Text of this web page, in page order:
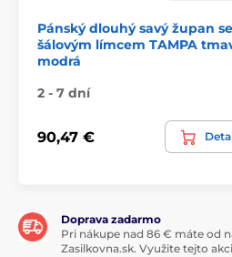
Pánský dlouhý savý župan se
šálovým límcem TAMPA
modrá
2 - 7 dní
90,47 €
Doprava zadarmo
Pri nákupe nad 86 € máte od
Zasilkovna.sk. Využite tejto